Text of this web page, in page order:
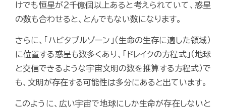
けでも恒星が２千億個以上あると考えられていて、惑星
の数も合わせると、とんでもない数になります。
さらに、「ハビタブルゾーン」（生命の生存に適した領域）
に位置する惑星も数多くあり、「ドレイクの方程式」（地球
と交信できるような宇宙文明の数を推算する方程式）で
も、文明が存在する可能性は多分にあると出ています。
このように、広い宇宙で地球にしか生命が存在しないと